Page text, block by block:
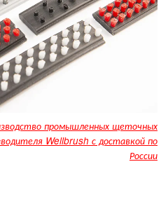
промышленных щеточных
Wellbrush с доставкой по
России